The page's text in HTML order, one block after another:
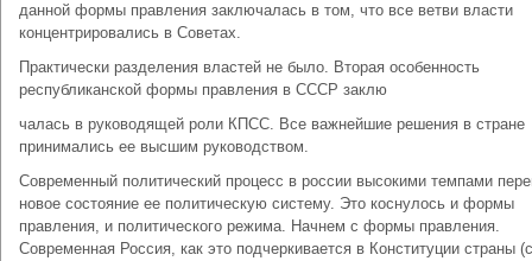
данной формы правления заключалась в том, что все ветви власти
концентрировались в Советах.
Практически разделения властей не было. Вторая особенность
республиканской формы правления в СССР заклю
чалась в руководящей роли КПСС. Все важнейшие решения в стране
принимались ее высшим руководством.
Современный политический процесс в россии высокими темпами
новое состояние ее политическую систему. Это коснулось и формы
правления, и политического режима. Начнем с формы правления.
Современная Россия, как это подчеркивается в Конституции страны